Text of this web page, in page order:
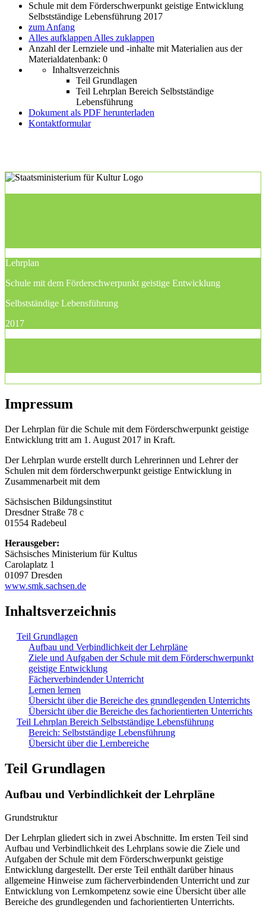
Schule mit dem Förderschwerpunkt geistige Entwicklung
Selbstständige Lebensführung 2017
zum Anfang
Alles aufklappen Alles zuklappen
Anzahl der Lernziele und -inhalte mit Materialien aus der
Materialdatenbank: 0
Inhaltsverzeichnis
Teil Grundlagen
Teil Lehrplan Bereich Selbstständige
Lebensführung
Dokument als PDF herunterladen
Kontaktformular
Lehrplan
Schule mit dem Förderschwerpunkt geistige Entwicklung
Selbstständige Lebensführung
2017
Impressum
Der Lehrplan für die Schule mit dem Förderschwerpunkt geistige
Entwicklung tritt am 1. August 2017 in Kraft.
Der Lehrplan wurde erstellt durch Lehrerinnen und Lehrer der
Schulen mit dem förderschwerpunkt geistige Entwicklung in
Zusammenarbeit mit dem
Sächsischen Bildungsinstitut
Dresdner Straße 78 c
01554 Radebeul
Herausgeber:
Sächsisches Ministerium für Kultus
Carolaplatz 1
01097 Dresden
www.smk.sachsen.de
Inhaltsverzeichnis
Teil Grundlagen
Aufbau und Verbindlichkeit der Lehrpläne
Ziele und Aufgaben der Schule mit dem Förderschwerpunkt
geistige Entwicklung
Fächerverbindender Unterricht
Lernen lernen
Übersicht über die Bereiche des grundlegenden Unterrichts
Übersicht über die Bereiche des fachorientierten Unterrichts
Teil Lehrplan Bereich Selbstständige Lebensführung
Bereich: Selbstständige Lebensführung
Übersicht über die Lernbereiche
Teil Grundlagen
Aufbau und Verbindlichkeit der Lehrpläne
Grundstruktur
Der Lehrplan gliedert sich in zwei Abschnitte. Im ersten Teil sind
Aufbau und Verbindlichkeit des Lehrplans sowie die Ziele und
Aufgaben der Schule mit dem Förderschwerpunkt geistige
Entwicklung dargestellt. Der erste Teil enthält darüber hinaus
allgemeine Hinweise zum fächerverbindenden Unterricht und zur
Entwicklung von Lernkompetenz sowie eine Übersicht über alle
Bereiche des grundlegenden und fachorientierten Unterrichts.